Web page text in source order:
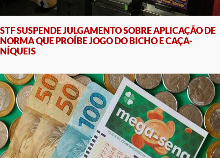
STF SUSPENDE JULGAMENTO SOBRE APLICAÇÃO DE
NORMA QUE PROÍBE JOGO DO BICHO E CAÇA-
NÍQUEIS